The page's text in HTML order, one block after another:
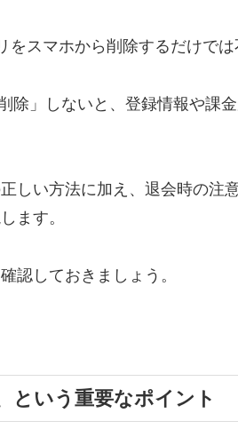
スマホから削除するだけでは
除」しないと、登録情報や課
しい方法に加え、退会時の注
ます。
認しておきましょう。
という重要なポイント